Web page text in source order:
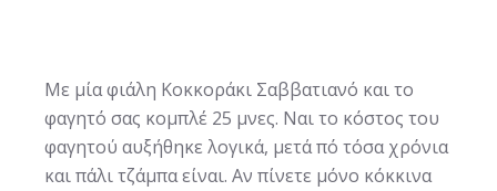
Με μία φιάλη Κοκκοράκι Σαββατιανό και το
φαγητό σας κομπλέ 25 μνες. Ναι το κόστος του
φαγητού αυξήθηκε λογικά, μετά πό τόσα χρόνια
και πάλι τζάμπα είναι. Αν πίνετε μόνο κόκκινα